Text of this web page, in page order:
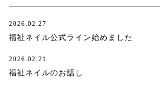
2026.02.27
福祉ネイル公式ライン始めました
2026.02.21
福祉ネイルのお話し